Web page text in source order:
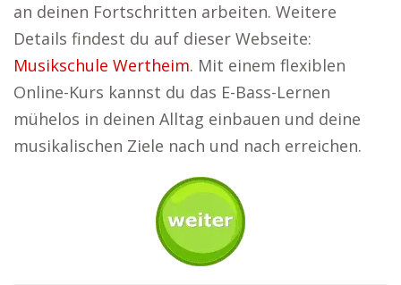
an deinen Fortschritten arbeiten. Weitere
Details findest du auf dieser Webseite:
Musikschule Wertheim. Mit einem flexiblen
Online-Kurs kannst du das E-Bass-Lernen
mühelos in deinen Alltag einbauen und deine
musikalischen Ziele nach und nach erreichen.